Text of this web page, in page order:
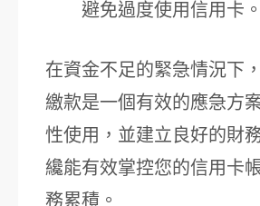
避免過度使用信用卡。
在資金不足的緊急情況下
繳款是一個有效的應急方
性使用，並建立良好的財
纔能有效掌控您的信用卡
務累積。